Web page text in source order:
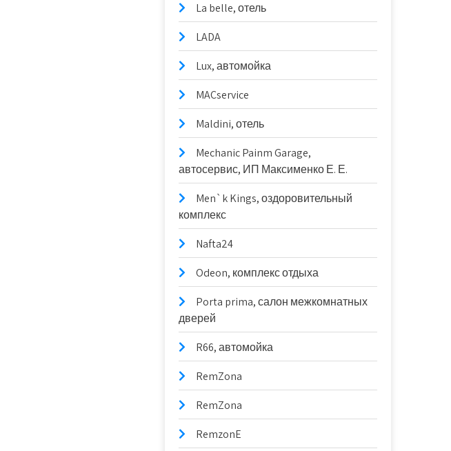
La belle, отель
LADA
Lux, автомойка
MACservice
Maldini, отель
Mechanic Painm Garage,
автосервис, ИП Максименко Е. Е.
Men`k Kings, оздоровительный
комплекс
Nafta24
Odeon, комплекс отдыха
Porta prima, салон межкомнатных
дверей
R66, автомойка
RemZona
RemZona
RemzonE